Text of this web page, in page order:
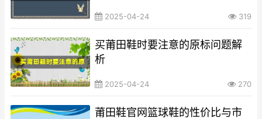
2025-04-24 319
买莆田鞋时要注意的原标问题解
析
2025-04-24 270
莆田鞋官网篮球鞋的性价比与市